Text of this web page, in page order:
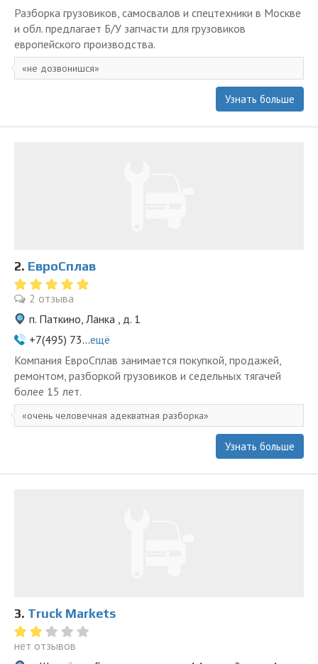
Разборка грузовиков, самосвалов и спецтехники в Москве
и обл. предлагает Б/У запчасти для грузовиков
европейского производства.
не дозвонишся
Узнать больше
2. ЕвроСплав
2 отзыва
п. Паткино, Ланка , д. 1
+7(495) 73...ещё
Компания ЕвроСплав занимается покупкой, продажей,
ремонтом, разборкой грузовиков и седельных тягачей
более 15 лет.
очень человечная адекватная разборка
Узнать больше
3. Truck Markets
нет отзывов